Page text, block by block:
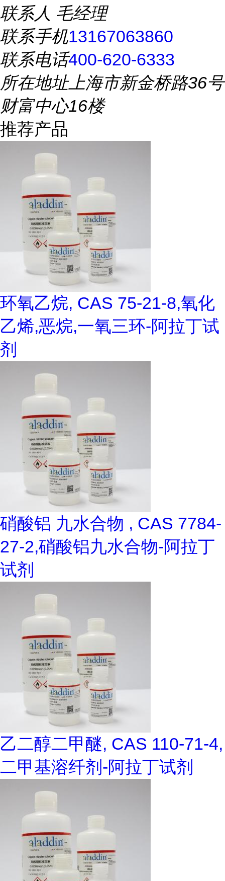
联系人 毛经理
联系手机13167063860
联系电话400-620-6333
所在地址上海市新金桥路36号
财富中心16楼
推荐产品
环氧乙烷, CAS 75-21-8,氧化
乙烯,恶烷,一氧三环-阿拉丁试
剂
硝酸铝 九水合物 , CAS 7784-
27-2,硝酸铝九水合物-阿拉丁
试剂
乙二醇二甲醚, CAS 110-71-4,
二甲基溶纤剂-阿拉丁试剂